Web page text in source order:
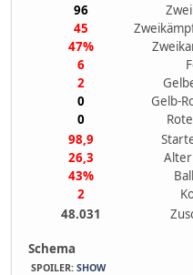
96
45
47%
6
2
0
Gelb-
0
98,9
26,3
43%
2
48.031
Schema
SPOILER: SHOW